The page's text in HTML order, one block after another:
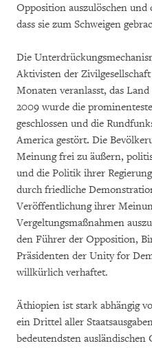
Opposition auszulöschen und
dass sie zum Schweigen
Die
Aktivisten der
Monaten veranlasst, das
2009 wurde die
geschlossen und die
America gestört. Die
Meinung frei zu äußern,
und die Politik ihrer
durch friedliche
Veröffentlichung ihrer
Vergeltungsmaßnahmen
den Führer der Opposition,
Präsidenten der Unity for
willkürlich verhaftet.
Äthiopien ist stark abhängig
ein Drittel aller
bedeutendsten